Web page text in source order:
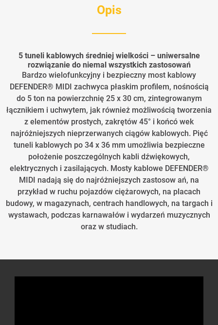
Opis
5 tuneli kablowych średniej wielkości – uniwersalne
rozwiązanie do niemal wszystkich zastosowań
Bardzo wielofunkcyjny i bezpieczny most kablowy
DEFENDER® MIDI zachwyca płaskim profilem, nośnością
do 5 ton na powierzchnię 25 x 30 cm, zintegrowanym
łącznikiem i uchwytem, jak również możliwością tworzenia
z elementów prostych, zakrętów 45° i końcó wek
najróżniejszych nieprzerwanych ciągów kablowych. Pięć
tuneli kablowych po 34 x 36 mm umożliwia bezpieczne
położenie poszczególnych kabli dźwiękowych,
elektrycznych i zasilających. Mosty kablowe DEFENDER®
MIDI nadają się do najróżniejszych zastosow ań, na
przykład w ruchu pojazdów ciężarowych, na placach
budowy, w magazynach, centrach handlowych, na targach i
wystawach, podczas karnawałów i wydarzeń muzycznych
oraz w studiach.